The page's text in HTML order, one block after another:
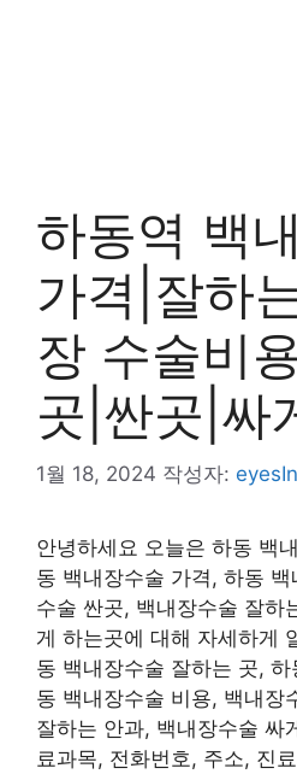
하동역 백
가격|잘하
장 수술비
곳|싼곳|싸
1월 18, 2024 작성자:
안녕하세요 오늘은 하동 백
동 백내장수술 가격, 하동
수술 싼곳, 백내장수술 잘하
게 하는곳에 대해 자세하게
동 백내장수술 잘하는 곳,
동 백내장수술 비용, 백내장
잘하는 안과, 백내장수술 싸
료과목, 전화번호, 주소, 진